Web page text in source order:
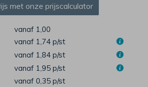
met onze prijscalculator
vanaf 1,00
vanaf 1,74 p/st
vanaf 1,84 p/st
vanaf 1,95 p/st
vanaf 0,35 p/st